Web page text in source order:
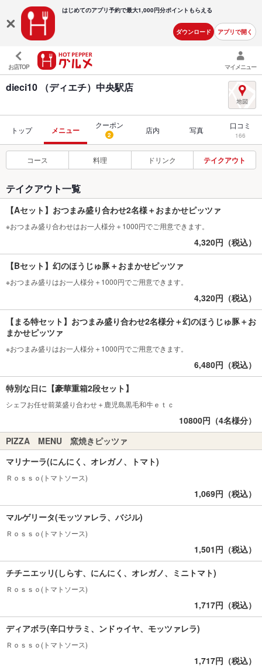
はじめてのアプリ予約で最大1,000円分ポイントもらえる
ダウンロード アプリで開く
お店TOP マイメニュー
dieci10 （ディエチ）中央駅店
トップ メニュー
クーポン
2 店内 写真 口コミ
166
コース 料理 ドリンク テイクアウト
テイクアウト一覧
【Aセット】おつまみ盛り合わせ2名様＋おまかせピッツァ
※おつまみ盛り合わせはお一人様分＋1000円でご用意できます。
4,320円（税込）
【Bセット】幻のほうじゅ豚＋おまかせピッツァ
※おつまみ盛りはお一人様分＋1000円でご用意できます。
4,320円（税込）
【まる特セット】おつまみ盛り合わせ2名様分＋幻のほうじゅ豚＋お
まかせピッツァ
※おつまみ盛りはお一人様分＋1000円でご用意できます。
6,480円（税込）
特別な日に【豪華重箱2段セット】
シェフお任せ前菜盛り合わせ＋鹿児島黒毛和牛ｅｔｃ
10800円（4名様分）
PIZZA MENU 窯焼きピッツァ
マリナーラ(にんにく、オレガノ、トマト)
Ｒｏｓｓｏ(トマトソース)
1,069円（税込）
マルゲリータ(モッツァレラ、バジル)
Ｒｏｓｓｏ(トマトソース)
1,501円（税込）
チチニエッリ(しらす、にんにく、オレガノ、ミニトマト)
Ｒｏｓｓｏ(トマトソース)
1,717円（税込）
ディアボラ(辛口サラミ、ンドゥイヤ、モッツァレラ)
Ｒｏｓｓｏ(トマトソース)
1,717円（税込）